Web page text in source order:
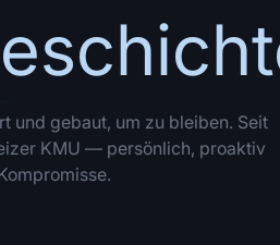
und gebaut, um zu bleiben. Seit
KMU — persönlich, proaktiv